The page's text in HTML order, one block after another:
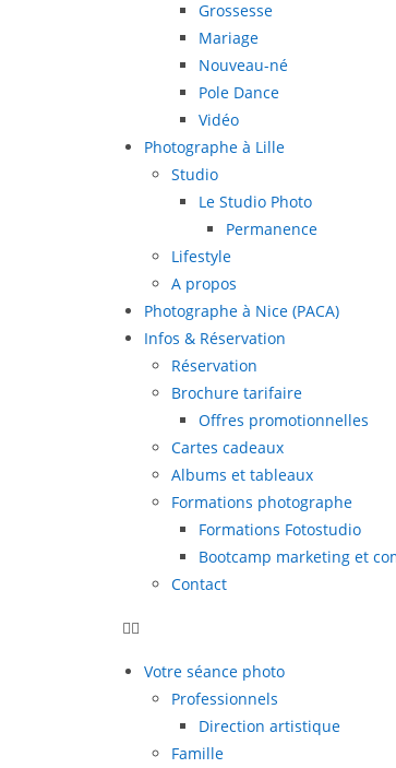
Grossesse
Mariage
Nouveau-né
Pole Dance
Vidéo
Photographe à Lille
Studio
Le Studio Photo
Permanence
Lifestyle
A propos
Photographe à Nice (PACA)
Infos & Réservation
Réservation
Brochure tarifaire
Offres promotionnelles
Cartes cadeaux
Albums et tableaux
Formations photographe
Formations Fotostudio
Bootcamp marketing et
Contact
Votre séance photo
Professionnels
Direction artistique
Famille